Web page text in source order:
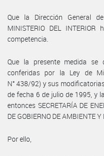
Que la Dirección General
MINISTERIO DEL
competencia.
Que la presente medida
conferidas por la Ley de
N° 438/92) y sus
de fecha 6 de julio de 1995, y
entonces SECRETARÍA DE
DE GOBIERNO DE AMBIENTE Y
Por ello,